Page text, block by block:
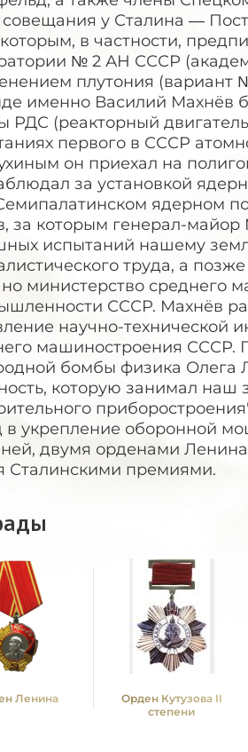
совещания у Сталина —
в частности,
№ 2 АН СССР
плутония (вариант
именно Василий Махнёв
РДС (реакторный
первого в СССР
он приехал на
за установкой
ядерном
за которым генерал-
испытаний нашему
труда, а
министерство среднего
СССР. Махнёв
научно-технической
машиностроения СССР.
бомбы физика Олега
которую занимал наш
в укрепление оборонной
двумя орденами
Сталинскими премиями.
Ленина
Орден Кутузова II
степени